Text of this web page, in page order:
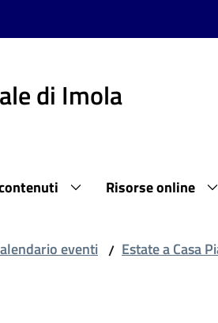
di Imola
Risorse online
eventi / Estate a Casa